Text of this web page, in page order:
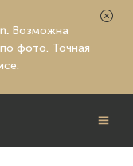
Возможна
фото. Точная